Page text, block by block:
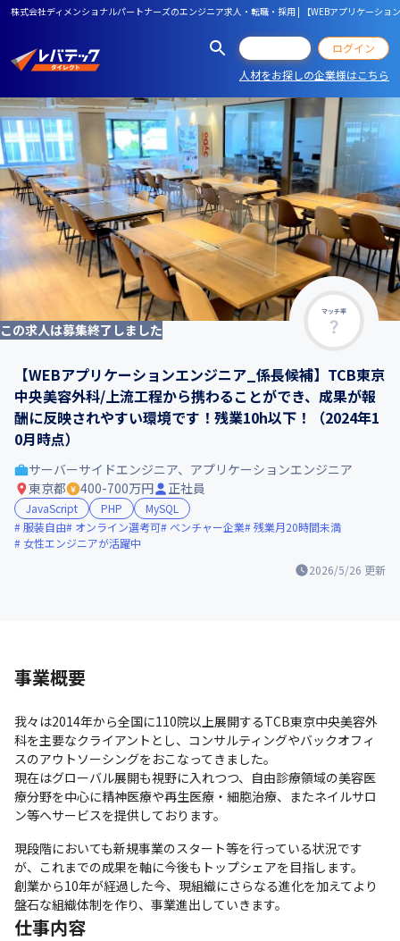
株式会社ディメンショナルパートナーズのエンジニア求人・転職・採用 | 【WEBアプリケーシ
ログイン
人材をお探しの企業様はこちら
マッチ率
この求人は募集終了しました
【WEBアプリケーションエンジニア_係長候補】TCB東京
中央美容外科/上流工程から携わることができ、成果が報
酬に反映されやすい環境です！残業10h以下！（2024年1
0月時点）
2026/5/26 更新
サーバーサイドエンジニア、アプリケーションエンジニア
東京都
400-700万円 正社員
JavaScript PHP
MySQL
服装自由
オンライン選考可 ベンチャー企業 残業月20時間未満
女性エンジニアが活躍中
事業概要
我々は2014年から全国に110院以上展開するTCB東京中央美容外
科を主要なクライアントとし、コンサルティングやバックオフィ
スのアウトソーシングをおこなってきました。
現在はグローバル展開も視野に入れつつ、自由診療領域の美容医
療分野を中心に精神医療や再生医療・細胞治療、またネイルサロ
ン等へサービスを提供しております。
現段階においても新規事業のスタート等を行っている状況です
が、これまでの成果を軸に今後もトップシェアを目指します。
創業から10年が経過した今、現組織にさらなる進化を加えてより
盤石な組織体制を作り、事業進出していきます。
仕事内容